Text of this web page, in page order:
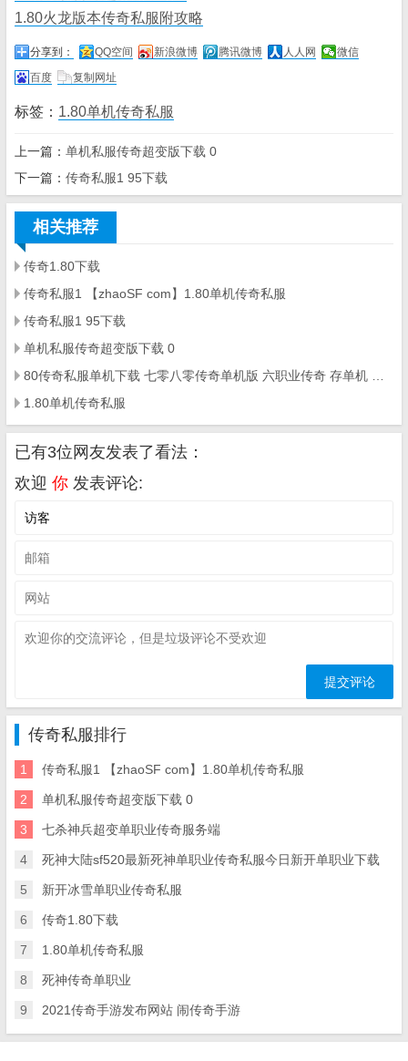
1.80火龙版本传奇私服附攻略
分享到： QQ空间 新浪微博 腾讯微博 人人网
微信
百度
复制网址
标签： 1.80单机传奇私服
上一篇： 单机私服传奇超变版下载 0
下一篇： 传奇私服1 95下载
相关推荐
传奇1.80下载
传奇私服1 【zhaoSF com】1.80单机传奇私服
传奇私服1 95下载
单机私服传奇超变版下载 0
1.80单机传奇私服
已有3位网友发表了看法：
欢迎 你 发表评论:
传奇私服排行
1 传奇私服1 【zhaoSF com】1.80单机传奇私服
2 单机私服传奇超变版下载 0
3 七杀神兵超变单职业传奇服务端
4 死神大陆sf520最新死神单职业传奇私服今日新开单职业下载
5 新开冰雪单职业传奇私服
6 传奇1.80下载
7 1.80单机传奇私服
8 死神传奇单职业
9 2021传奇手游发布网站 闹传奇手游